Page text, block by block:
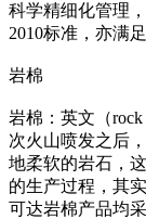
科学精细化管理
2010标准，亦满
岩棉
岩棉：英文（
次火山喷发之后
地柔软的岩石，
的生产过程，其
可达岩棉产品均